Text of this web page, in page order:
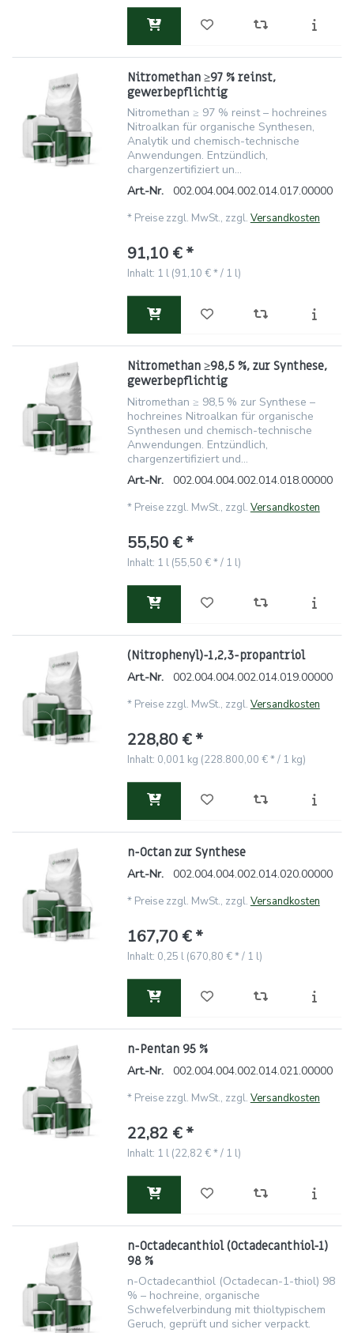
Nitromethan ≥97 % reinst,
gewerbepflichtig
Nitromethan ≥ 97 % reinst – hochreines
Nitroalkan für organische Synthesen,
Analytik und chemisch-technische
Anwendungen. Entzündlich,
chargenzertifiziert un...
Art.-Nr.
002.004.004.002.014.017.00000
* Preise zzgl. MwSt., zzgl. Versandkosten
91,10 € *
Inhalt: 1 l (91,10 € * / 1 l)
Nitromethan ≥98,5 %, zur Synthese,
gewerbepflichtig
Nitromethan ≥ 98,5 % zur Synthese –
hochreines Nitroalkan für organische
Synthesen und chemisch-technische
Anwendungen. Entzündlich,
chargenzertifiziert und...
Art.-Nr.
002.004.004.002.014.018.00000
* Preise zzgl. MwSt., zzgl. Versandkosten
55,50 € *
Inhalt: 1 l (55,50 € * / 1 l)
(Nitrophenyl)-1,2,3-propantriol
Art.-Nr. 002.004.004.002.014.019.00000
* Preise zzgl. MwSt., zzgl. Versandkosten
228,80 € *
Inhalt: 0,001 kg (228.800,00 € * / 1 kg)
n-Octan zur Synthese
Art.-Nr. 002.004.004.002.014.020.00000
* Preise zzgl. MwSt., zzgl. Versandkosten
167,70 € *
Inhalt: 0,25 l (670,80 € * / 1 l)
n-Pentan 95 %
Art.-Nr. 002.004.004.002.014.021.00000
* Preise zzgl. MwSt., zzgl. Versandkosten
22,82 € *
Inhalt: 1 l (22,82 € * / 1 l)
n-Octadecanthiol (Octadecanthiol-1)
98 %
n-Octadecanthiol (Octadecan-1-thiol) 98
% – hochreine, organische
Schwefelverbindung mit thioltypischem
Geruch, geprüft und sicher verpackt.